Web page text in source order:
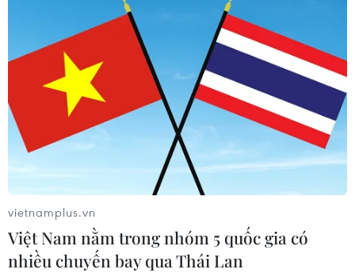
vietnamplus.vn
Việt Nam nằm trong nhóm 5 quốc gia có
nhiều chuyến bay qua Thái Lan